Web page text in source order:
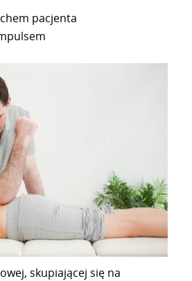
pacjenta
skupiającej się na